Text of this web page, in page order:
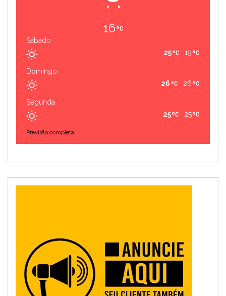
16
Sábado
19
25
Domingo
26
26
Segunda
25
25
Previsão completa